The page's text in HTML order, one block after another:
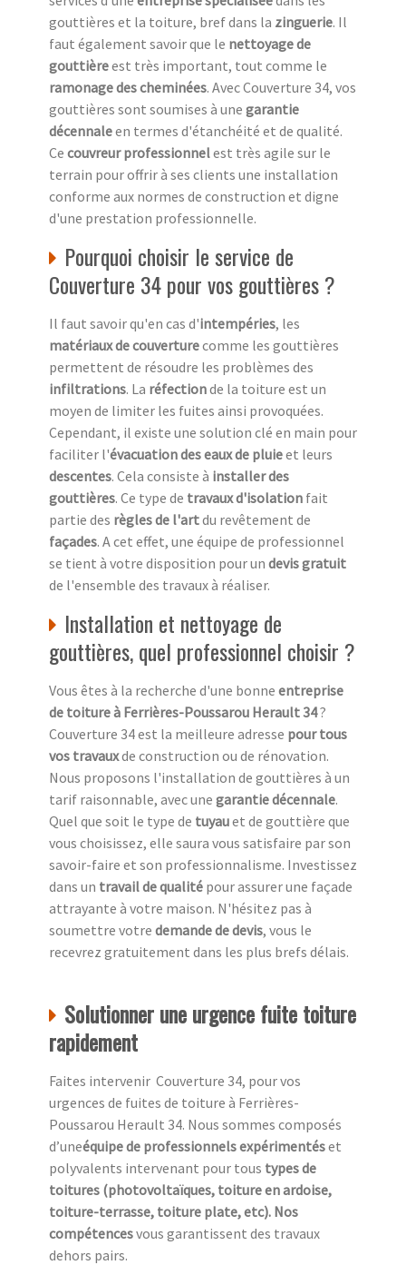
gouttières et la toiture, bref dans la zinguerie. Il
faut également savoir que le nettoyage de
gouttièreest très important, tout comme le
ramonage des cheminées. Avec Couverture 34, vos
gouttières sont soumises à une garantie
décennaleen termes d'étanchéité et de qualité.
Ce couvreur professionnelest très agile sur le
terrain pour offrir à ses clients une installation
conforme aux normes de construction et digne
d'une prestation professionnelle.
Pourquoi choisir le service de
Couverture 34 pour vos gouttières ?
Il faut savoir qu'en cas d'intempéries, les
matériaux de couverturecomme les gouttières
permettent de résoudre les problèmes des
infiltrations. La réfectionde la toiture est un
moyen de limiter les fuites ainsi provoquées.
Cependant, il existe une solution clé en main pour
faciliter l'évacuation des eaux de pluieet leurs
descentes. Cela consiste à installer des
gouttières. Ce type de travaux d'isolation fait
partie des règles de l'artdu revêtement de
façades. A cet effet, une équipe de professionnel
se tient à votre disposition pour un devis gratuit
de l'ensemble des travaux à réaliser.
Installation et nettoyage de
gouttières, quel professionnel choisir ?
Vous êtes à la recherche d'une bonne entreprise
de toiture à Ferrières-Poussarou Herault 34?
Couverture 34 est la meilleure adresse pour tous
vos travauxde construction ou de rénovation.
Nous proposons l'installation de gouttières à un
tarif raisonnable, avec une garantie décennale.
Quel que soit le type de tuyauet de gouttière que
vous choisissez, elle saura vous satisfaire par son
savoir-faire et son professionnalisme. Investissez
dans un travail de qualité pour assurer une façade
attrayante à votre maison. N'hésitez pas à
soumettre votre demande de devis, vous le
recevrez gratuitement dans les plus brefs délais.
Solutionner une urgence fuite toiture
rapidement
Faites intervenir Couverture 34, pour vos
urgences de fuites de toiture à Ferrières-
Poussarou Herault 34. Nous sommes composés
d’uneéquipe de professionnels expérimentéset
polyvalents intervenant pour tous types de
toitures (photovoltaïques, toiture en ardoise,
toiture-terrasse, toiture plate, etc). Nos
compétencesvous garantissent des travaux
dehors pairs.